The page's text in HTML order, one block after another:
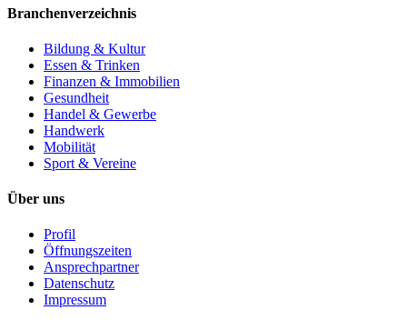
Branchenverzeichnis
Bildung & Kultur
Essen & Trinken
Finanzen & Immobilien
Gesundheit
Handel & Gewerbe
Handwerk
Mobilität
Sport & Vereine
Über uns
Profil
Öffnungszeiten
Ansprechpartner
Datenschutz
Impressum